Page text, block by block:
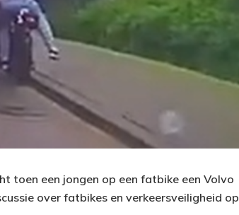
toen een jongen op een fatbike een Volvo
over fatbikes en verkeersveiligheid op